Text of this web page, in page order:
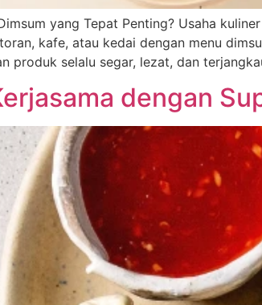
yang Tepat Penting? Usaha
kafe, atau kedai dengan menu
produk selalu segar, lezat, dan
dengan